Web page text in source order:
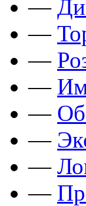
—
—
—
—
—
—
—
—